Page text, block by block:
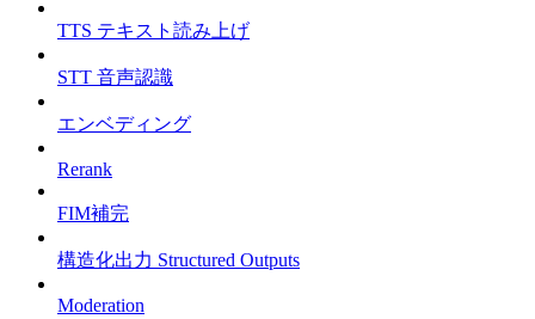
TTS テキスト読み上げ
STT 音声認識
エンベディング
Rerank
FIM補完
構造化出力 Structured Outputs
Moderation